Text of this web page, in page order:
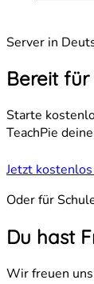
Server in
Bereit
Starte
TeachPie
Jetzt
Oder für
Du hast
Wir freuen